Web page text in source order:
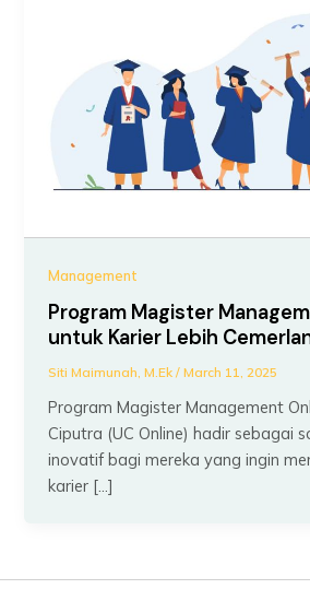
Management
Program Magister
untuk Karier Lebih
Siti Maimunah, M.Ek/March 11, 2025
Program Magister Management
Ciputra (UC Online) hadir sebagai
inovatif bagi mereka yang ingin
karier […]